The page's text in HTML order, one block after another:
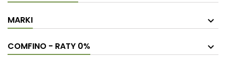
MARKI
COMFINO - RATY 0%